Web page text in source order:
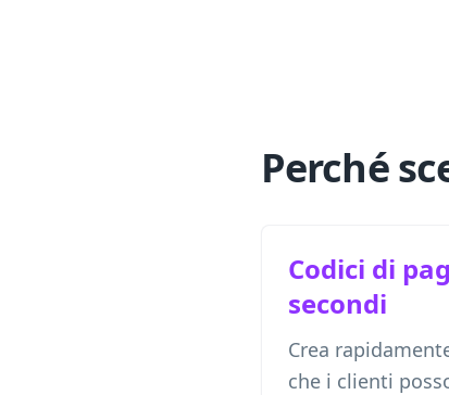
Perché
Codici di
secondi
Crea
che i clienti